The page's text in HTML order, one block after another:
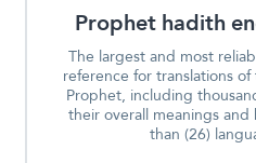
Prophet hadith
The largest and most
reference for translations
Prophet, including
their overall meanings
than (26)